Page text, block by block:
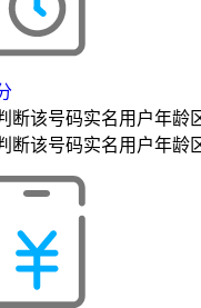
断该号码实名用户年龄
断该号码实名用户年龄